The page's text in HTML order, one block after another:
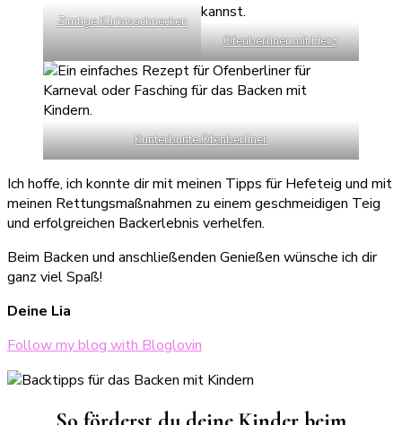
Zimtige Kürbisschnecken
Ofenberliner mit Herz
Kunterbunte Ofenberliner
Ich hoffe, ich konnte dir mit meinen Tipps für Hefeteig und mit
meinen Rettungsmaßnahmen zu einem geschmeidigen Teig
und erfolgreichen Backerlebnis verhelfen.
Beim Backen und anschließenden Genießen wünsche ich dir
ganz viel Spaß!
Deine Lia
Follow my blog with Bloglovin